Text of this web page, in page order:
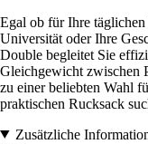
Egal ob für Ihre
Universität oder Ihre
Double begleitet Sie
Gleichgewicht zwischen
zu einer beliebten Wahl
praktischen Rucksack
Zusätzliche